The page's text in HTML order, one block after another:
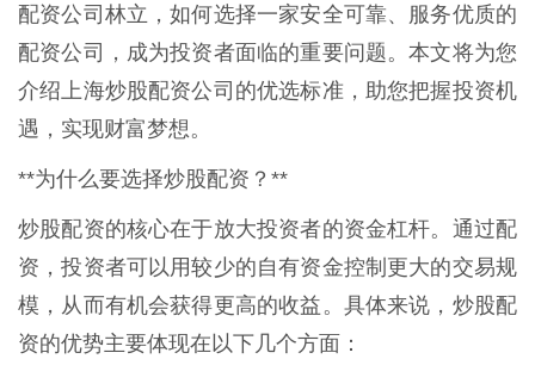
配资公司林立，如何选择一家安全可靠、服务优质的
配资公司，成为投资者面临的重要问题。本文将为您
介绍上海炒股配资公司的优选标准，助您把握投资机
遇，实现财富梦想。
**为什么要选择炒股配资？**
炒股配资的核心在于放大投资者的资金杠杆。通过配
资，投资者可以用较少的自有资金控制更大的交易规
模，从而有机会获得更高的收益。具体来说，炒股配
资的优势主要体现在以下几个方面：